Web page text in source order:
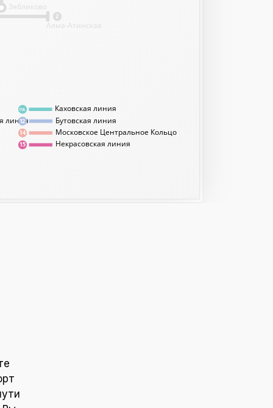
линия
Каховская линия
Бутовская линия
Московское Центральное Кольцо
11А
12
14
15 Некрасовская линия
2
Зябликово
Алма-Атинская